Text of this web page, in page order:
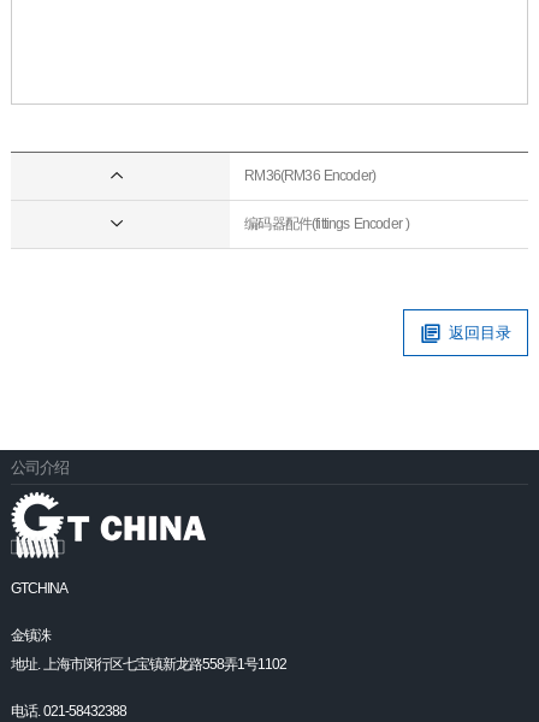
RM36(RM36 Encoder)
编码器配件(fittings Encoder )
返回目录
公司介绍
GTCHINA
金镇洙
地址. 上海市闵行区七宝镇新龙路558弄1号1102
电话. 021-58432388